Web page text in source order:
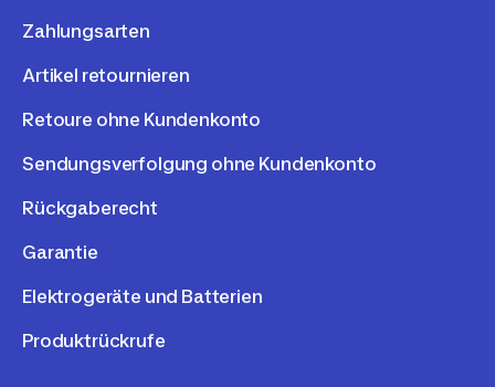
Zahlungsarten
Artikel retournieren
Retoure ohne Kundenkonto
Sendungsverfolgung ohne Kundenkonto
Rückgaberecht
Garantie
Elektrogeräte und Batterien
Produktrückrufe